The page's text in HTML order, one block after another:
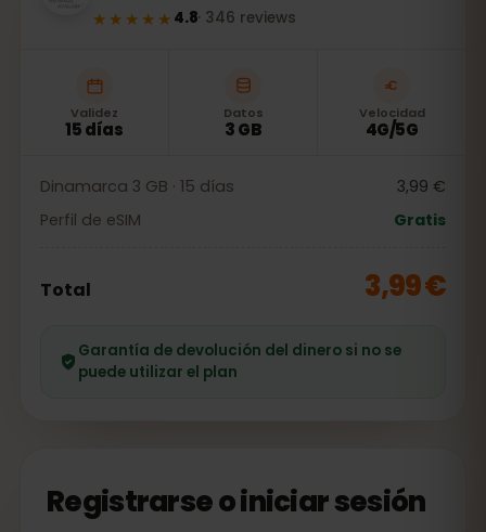
★★★★★ 4.8· 346 reviews
Validez
15 días
Datos
3 GB
Velocidad
4G/5G
Dinamarca 3 GB · 15 días
3,99 €
Perfil de eSIM
Gratis
Total 3,99 €
Garantía de devolución del dinero si no se
puede utilizar el plan
Registrarse o iniciar sesión